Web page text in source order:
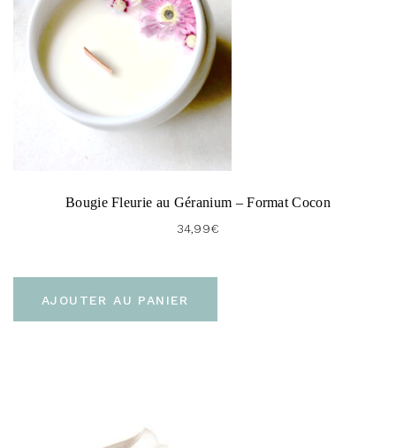
Bougie Fleurie au Géranium – Format Cocon
34,99€
AJOUTER AU PANIER